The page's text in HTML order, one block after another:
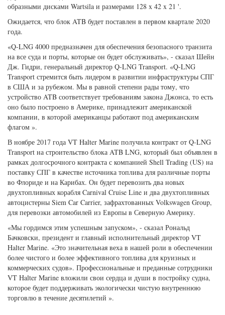
Баржа Q-LNG 4000, рассчитанная на перевозку 4000 кубометров
сжиженного природного газа с размерами 324 x 64 x 32 футов 6
дюймов, будет эксплуатироваться как часть сочлененного буксира и
бюро судостроения (ABS) и Международный кодекс газовоза в
качестве бункеровочной баржи СПГ.
Его буксир, Q-Ocean Services, планируется запустить в конце
октября. Буксир будет иметь 5100 лошадиных сил, оснащенных
двумя главными двигателями GE 6L250 MDC EPA Tier 4 с Z-
образными дисками Wartsila и размерами 128 x 42 x 21 '.
Ожидается, что блок ATB будет поставлен в первом квартале 2020
года.
«Q-LNG 4000 предназначен для обеспечения безопасного транзита
на все суда и порты, которые он будет обслуживать», - сказал Шейн
Дж. Гидри, генеральный директор Q-LNG Transport. «Q-LNG
Transport стремится быть лидером в развитии инфраструктуры СПГ
в США и за рубежом. Мы в равной степени рады тому, что
устройство ATB соответствует требованиям закона Джонса, то есть
оно было построено в Америке, принадлежит американской
компании, в которой американцы работают под американским
флагом ».
В ноябре 2017 года VT Halter Marine получила контракт от Q-LNG
Transport на строительство блока ATB LNG, который был объявлен в
рамках долгосрочного контракта с компанией Shell Trading (US) на
поставку СПГ в качестве источника топлива для различные порты
во Флориде и на Карибах. Он будет перевозить два новых
двухтопливных корабля Carnival Cruise Line и два двухтопливных
автоцистерны Siem Car Carrier, зафрахтованных Volkswagen Group,